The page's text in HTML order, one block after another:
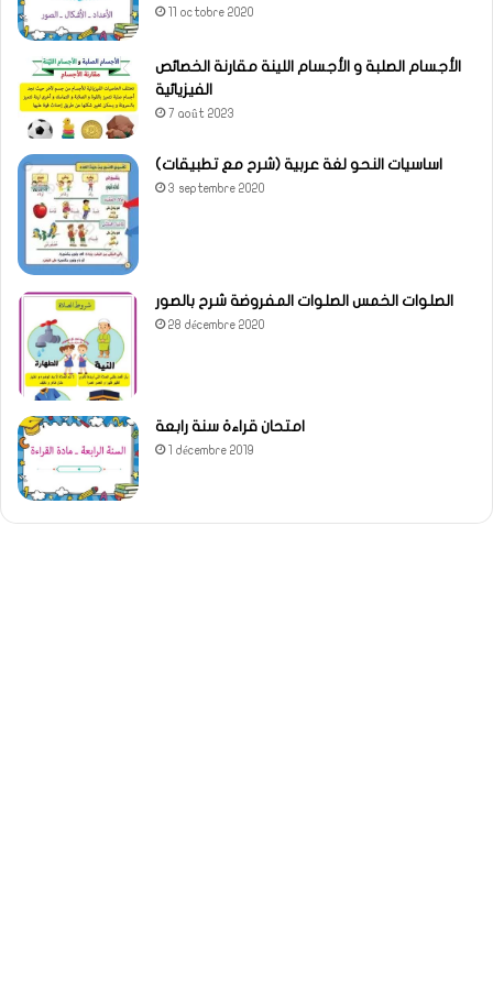
11 octobre 2020
الأجسام الصلبة و الأجسام اللينة مقارنة الخصائص
الفيزيائية
7 août 2023
(شرح مع تطبيقات) اساسيات النحو لغة عربية
3 septembre 2020
الصلوات الخمس الصلوات المفروضة شرح بالصور
28 décembre 2020
امتحان قراءة سنة رابعة
1 décembre 2019